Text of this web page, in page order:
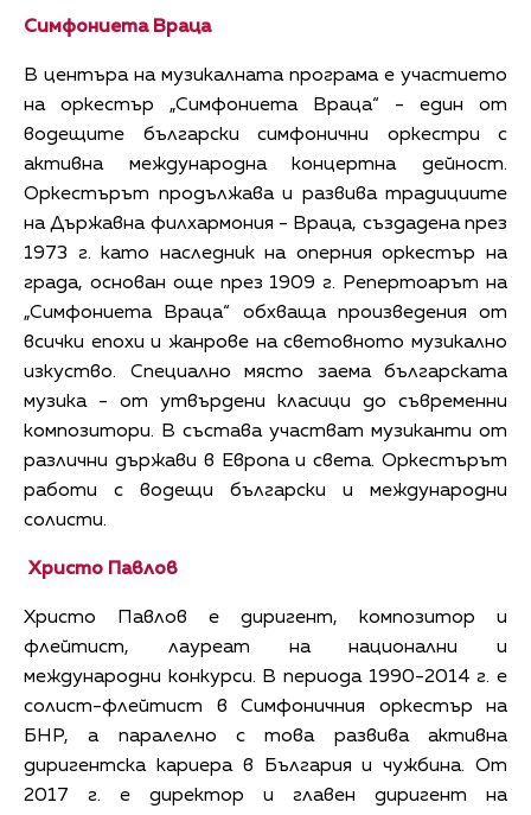
Симфониета Враца
В центъра на музикалната програма е участието
на оркестър „Симфониета Враца“ - един от
водещите български симфонични оркестри с
активна международна концертна дейност.
Оркестърът продължава и развива традициите
на Държавна филхармония - Враца, създадена през
1973 г. като наследник на оперния оркестър на
града, основан още през 1909 г. Репертоарът на
„Симфониета Враца“ обхваща произведения от
всички епохи и жанрове на световното музикално
изкуство. Специално място заема българската
музика - от утвърдени класици до съвременни
композитори. В състава участват музиканти от
различни държави в Европа и света. Оркестърът
работи с водещи български и международни
солисти.
Христо Павлов
Христо Павлов е диригент, композитор и
флейтист, лауреат на национални и
международни конкурси. В периода 1990-2014 г. е
солист-флейтист в Симфоничния оркестър на
БНР, а паралелно с това развива активна
диригентска кариера в България и чужбина. От
2017 г. е директор и главен диригент на